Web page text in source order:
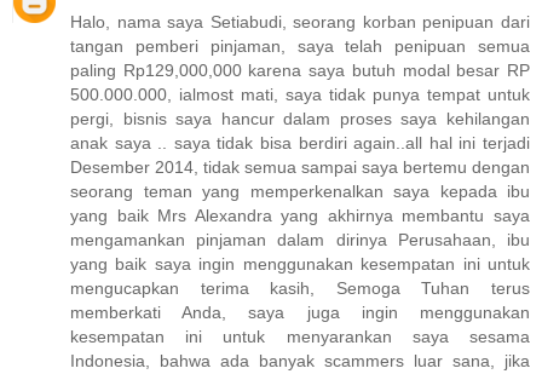
Halo, nama saya Setiabudi, seorang korban penipuan dari
tangan pemberi pinjaman, saya telah penipuan semua
paling Rp129,000,000 karena saya butuh modal besar RP
500.000.000, ialmost mati, saya tidak punya tempat untuk
pergi, bisnis saya hancur dalam proses saya kehilangan
anak saya .. saya tidak bisa berdiri again..all hal ini terjadi
Desember 2014, tidak semua sampai saya bertemu dengan
seorang teman yang memperkenalkan saya kepada ibu
yang baik Mrs Alexandra yang akhirnya membantu saya
mengamankan pinjaman dalam dirinya Perusahaan, ibu
yang baik saya ingin menggunakan kesempatan ini untuk
mengucapkan terima kasih, Semoga Tuhan terus
memberkati Anda, saya juga ingin menggunakan
kesempatan ini untuk menyarankan saya sesama
Indonesia, bahwa ada banyak scammers luar sana, jika